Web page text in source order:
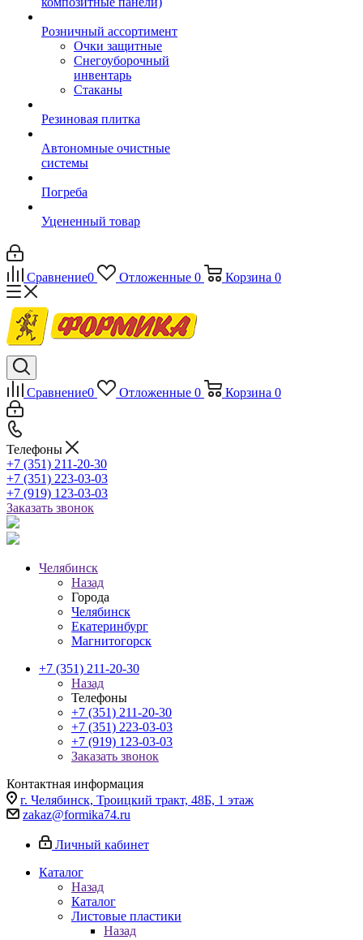
Розничный ассортимент
Очки защитные
Снегоуборочный
инвентарь
Стаканы
Резиновая плитка
Автономные очистные
системы
Погреба
Уцененный товар
Сравнение0 Отложенные 0 Корзина 0
Сравнение0 Отложенные 0 Корзина 0
Телефоны
+7 (351) 211-20-30
+7 (351) 223-03-03
+7 (919) 123-03-03
Заказать звонок
Челябинск
Назад
Города
Челябинск
Екатеринбург
Магнитогорск
+7 (351) 211-20-30
Назад
Телефоны
+7 (351) 211-20-30
+7 (351) 223-03-03
+7 (919) 123-03-03
Заказать звонок
Контактная информация
г. Челябинск, Троицкий тракт, 48Б, 1 этаж
zakaz@formika74.ru
Личный кабинет
Каталог
Назад
Каталог
Листовые пластики
Назад